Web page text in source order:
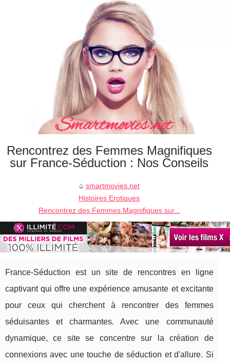
Rencontrez des Femmes Magnifiques
sur France-Séduction : Nos Conseils
smartmovies.net
Histoires Erotiques
Rencontrez des Femmes Magnifiques sur...
France-Séduction est un site de rencontres en ligne
captivant qui offre une expérience amusante et excitante
pour ceux qui cherchent à rencontrer des femmes
séduisantes et charmantes. Avec une communauté
dynamique, ce site se concentre sur la création de
connexions avec une touche de séduction et d'allure. Si